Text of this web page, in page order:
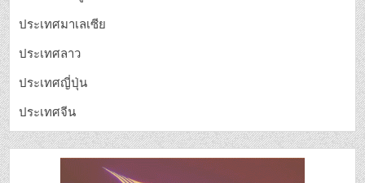
ประเทศมาเลเซีย
ประเทศลาว
ประเทศญี่ปุ่น
ประเทศจีน